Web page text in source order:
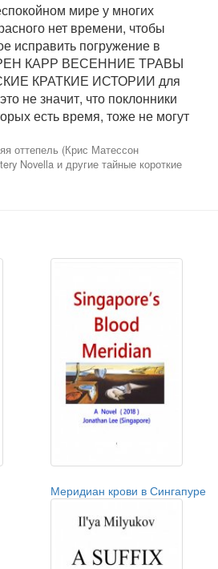
мире у многих
нет времени, чтобы
исправить погружение в
КАРР ВЕСЕННИЕ ТРАВЫ
КРАТКИЕ ИСТОРИИ для
не значит, что поклонники
есть время, тоже не могут
оттепель (Крис Матессон
Novella и другие тайные короткие
Меридиан крови в Сингапуре